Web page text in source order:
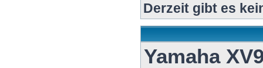
Derzeit gibt es
Yamaha